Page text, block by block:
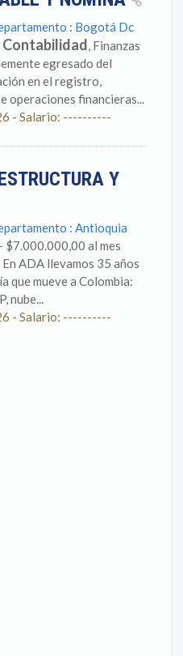
: Bogotá Dc
Contabilidad, Finanzas
egresado del
en el registro,
operaciones financieras...
- Salario: ----------
Y
: Antioquia
$7.000.000,00 al mes
ADA llevamos 35 años
que mueve a Colombia:
nube...
- Salario: ----------